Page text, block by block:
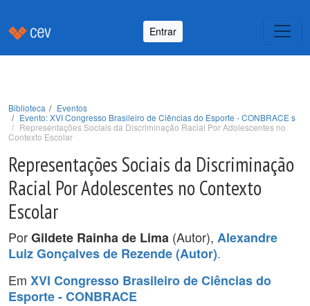
Entrar
Biblioteca
Eventos
Evento: XVI Congresso Brasileiro de Ciências do Esporte - CONBRACE s
Representações Sociais da Discriminação Racial Por Adolescentes no
Contexto Escolar
Representações Sociais da Discriminação
Racial Por Adolescentes no Contexto
Escolar
PorGildete Rainha de Lima (Autor), Alexandre
Luiz Gonçalves de Rezende (Autor).
Em XVI Congresso Brasileiro de Ciências do
Esporte - CONBRACE